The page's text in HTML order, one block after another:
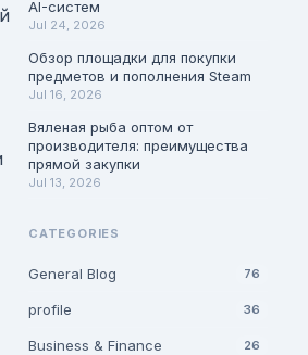
AI-систем
Jul 24, 2026
Обзор площадки для покупки
предметов и пополнения Steam
Jul 16, 2026
Вяленая рыба оптом от
производителя: преимущества
прямой закупки
Jul 13, 2026
CATEGORIES
General Blog 76
profile 36
Business & Finance 26